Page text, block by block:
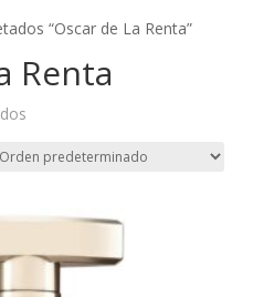
“Oscar de La Renta”
Renta